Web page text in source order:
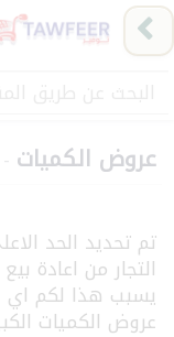
عروض الكميات - 45 items
تم تحديد الحد
التجار من اعادة
يسبب هذا لكم اي
عروض الكميات